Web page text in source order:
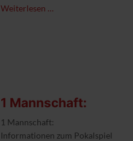
Weiterlesen …
1 Mannschaft:
1 Mannschaft:
Informationen zum Pokalspiel